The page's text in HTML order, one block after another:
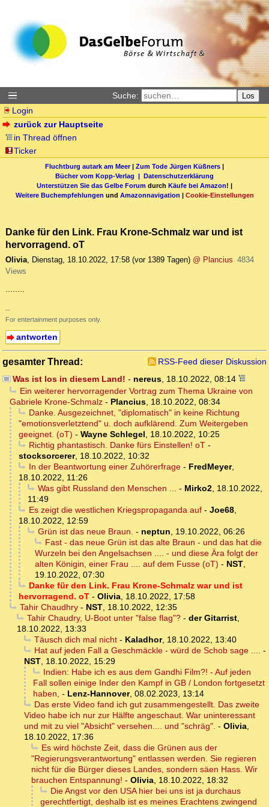
Suche: Los
Login
zurück zur Hauptseite
in Thread öffnen
Ticker
Fluchtburg autark am Meer| Zum Tode Jürgen Küßners |
Bücher vom Kopp-Verlag | Datenschutzerklärung
Unterstützen Sie das Gelbe Forum durch Käufe bei Amazon! |
Weitere Buchempfehlungen und Amazonnavigation | Cookie-Einstellungen
Danke für den Link. Frau Krone-Schmalz war und ist
hervorragend. oT
Olivia, Dienstag, 18.10.2022, 17:58 (vor 1389 Tagen) @ Plancius 4834
Views
........
--
For entertainment purposes only.
antworten
gesamter Thread:
RSS-Feed dieser Diskussion
Was ist los in diesem Land! - nereus, 18.10.2022, 08:14
Ein weiterer hervorragender Vortrag zum Thema Ukraine von
Gabriele Krone-Schmalz - Plancius, 18.10.2022, 08:34
Danke. Ausgezeichnet, "diplomatisch" in keine Richtung
"emotionsverletztend" u. doch aufklärend. Zum Weitergeben
geeignet. (oT) - Wayne Schlegel, 18.10.2022, 10:25
Richtig phantastisch. Danke fürs Einstellen! oT-
stocksorcerer, 18.10.2022, 10:32
In der Beantwortung einer Zuhörerfrage- FredMeyer,
18.10.2022, 11:26
Was gibt Russland den Menschen ... - Mirko2, 18.10.2022,
11:49
Es zeigt die westlichen Kriegspropaganda auf- Joe68,
18.10.2022, 12:59
Grün ist das neue Braun. - neptun, 19.10.2022, 06:26
Fast - das neue Grün ist das alte Braun - und das hat die
Wurzeln bei den Angelsachsen .... - und diese Ära folgt der
alten Königin, einer Frau .... auf dem Fusse (oT) - NST,
19.10.2022, 07:30
Danke für den Link. Frau Krone-Schmalz war und ist
hervorragend. oT - Olivia, 18.10.2022, 17:58
Tahir Chaudhry- NST, 18.10.2022, 12:35
Tahir Chaudry, U-Boot unter "false flag"?- der Gitarrist,
18.10.2022, 13:33
Täusch dich mal nicht- Kaladhor, 18.10.2022, 13:40
Hat auf jeden Fall a Geschmäckle - würd de Schob sage .... -
NST, 18.10.2022, 15:29
Indien: Habe ich es aus dem Gandhi Film?! - Auf jeden
Fall sollen einige Inder den Kampf in GB / London fortgesetzt
haben, - Lenz-Hannover, 08.02.2023, 13:14
Das erste Video fand ich gut zusammengestellt. Das zweite
Video habe ich nur zur Hälfte angeschaut. War uninteressant
und mit zu viel "Absicht" versehen.... und "schräg". - Olivia,
18.10.2022, 17:36
Es wird höchste Zeit, dass die Grünen aus der
"Regierungsverantwortung" entlassen werden. Sie regieren
nicht für die Bürger dieses Landes, sondern säen Hass. Wir
brauchen Entspannung! - Olivia, 18.10.2022, 18:32
Die Angst vor den USA hier bei uns ist ja durchaus
gerechtfertigt, deshalb ist es meines Erachtens zwingend